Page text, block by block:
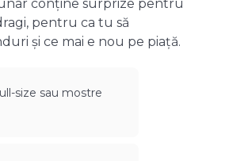
conține surprize pentru
pentru ca tu să
și ce mai e nou pe piață.
size sau mostre